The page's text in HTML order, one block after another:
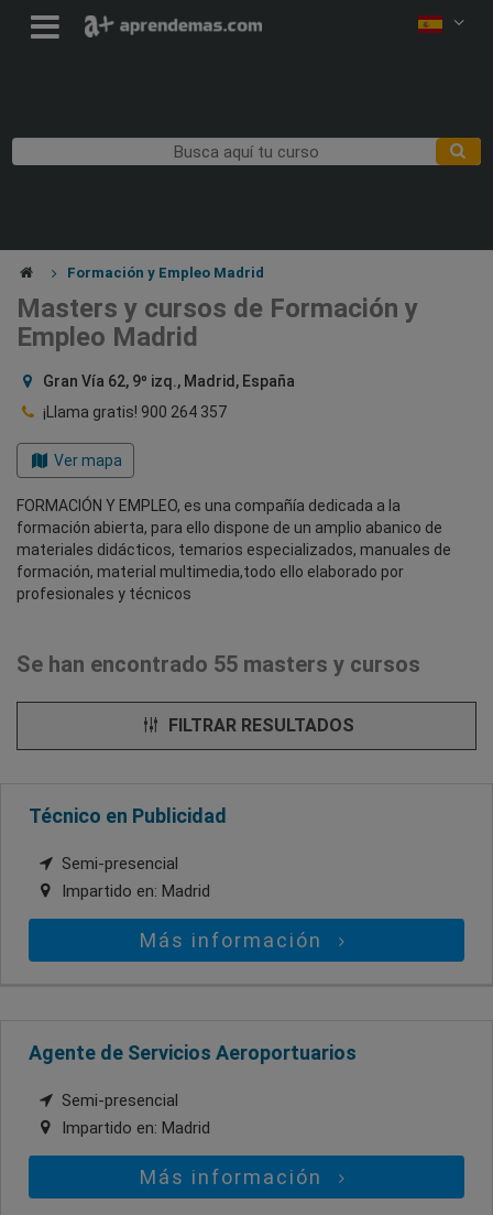
Formación y Empleo Madrid
Masters y cursos de Formación y
Empleo Madrid
Gran Vía 62, 9º izq., Madrid, España
¡Llama gratis! 900 264 357
Ver mapa
FORMACIÓN Y EMPLEO, es una compañía dedicada a la
formación abierta, para ello dispone de un amplio abanico de
materiales didácticos, temarios especializados, manuales de
formación, material multimedia,todo ello elaborado por
profesionales y técnicos
Se han encontrado 55 masters y cursos
FILTRAR RESULTADOS
Técnico en Publicidad
Semi-presencial
Impartido en: Madrid
Más información
Agente de Servicios Aeroportuarios
Semi-presencial
Impartido en: Madrid
Más información